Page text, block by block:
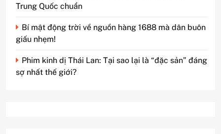
Trung Quốc chuẩn
Bí mật động trời về nguồn hàng 1688 mà dân buôn
giấu nhẹm!
Phim kinh dị Thái Lan: Tại sao lại là “đặc sản” đáng
sợ nhất thế giới?